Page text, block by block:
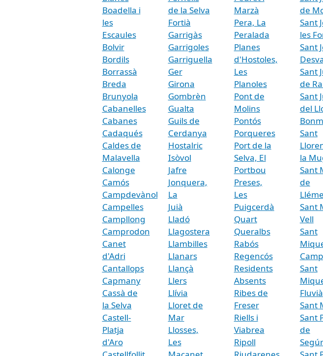
Boadella i
les
Escaules
Bolvir
Bordils
Borrassà
Breda
Brunyola
Cabanelles
Cabanes
Cadaqués
Caldes de
Malavella
Calonge
Camós
Campdevànol
Campelles
Campllong
Camprodon
Canet
d'Adri
Cantallops
Capmany
Cassà de
la Selva
Castell-
Platja
d'Aro
de la Selva
Fortià
Garrigàs
Garrigoles
Garriguella
Ger
Girona
Gombrèn
Gualta
Guils de
Cerdanya
Hostalric
Isòvol
Jafre
Jonquera,
La
Juià
Lladó
Llagostera
Llambilles
Llanars
Llançà
Llers
Llívia
Lloret de
Mar
Llosses,
Les
Marzà
Pera, La
Peralada
Planes
d'Hostoles,
Les
Planoles
Pont de
Molins
Pontós
Porqueres
Port de la
Selva, El
Portbou
Preses,
Les
Puigcerdà
Quart
Queralbs
Rabós
Regencós
Residents
Absents
Ribes de
Freser
Riells i
Viabrea
Ripoll
de
Sant
les
Sant
Sant
de
Sant
del
Sant
la
Sant
de
Sant
Vell
Sant
Sant
Fluvià
Sant
Sant
de